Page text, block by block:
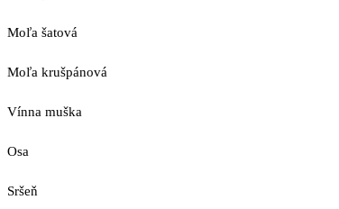
Moľa šatová
Moľa krušpánová
Vínna muška
Osa
Sršeň